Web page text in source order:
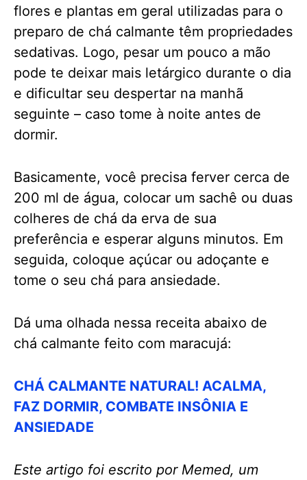
flores e plantas em geral utilizadas para o
preparo de chá calmante têm propriedades
sedativas. Logo, pesar um pouco a mão
pode te deixar mais letárgico durante o dia
e dificultar seu despertar na manhã
seguinte – caso tome à noite antes de
dormir.
Basicamente, você precisa ferver cerca de
200 ml de água, colocar um sachê ou duas
colheres de chá da erva de sua
preferência e esperar alguns minutos. Em
seguida, coloque açúcar ou adoçante e
tome o seu chá para ansiedade.
Dá uma olhada nessa receita abaixo de
chá calmante feito com maracujá:
CHÁ CALMANTE NATURAL! ACALMA,
FAZ DORMIR, COMBATE INSÔNIA E
ANSIEDADE
Este artigo foi escrito por Memed, um